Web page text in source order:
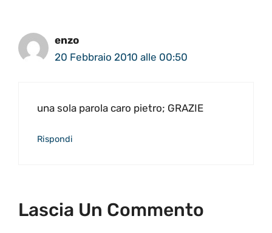
enzo
20 Febbraio 2010 alle 00:50
una sola parola caro pietro; GRAZIE
Rispondi
Lascia Un Commento